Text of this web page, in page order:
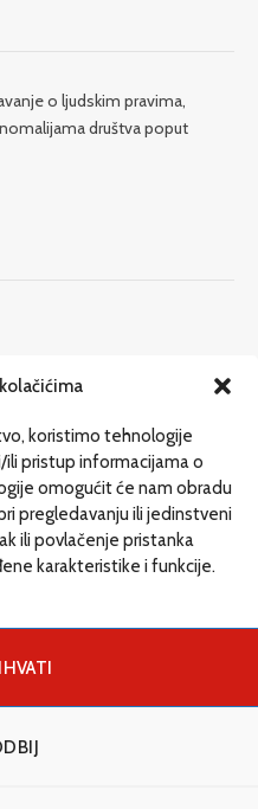
koristimo tehnologije
pristup informacijama o
omogućit će nam obradu
pregledavanju ili jedinstveni
ili povlačenje pristanka
karakteristike i funkcije.
o ljudskim pravima,
društva poput